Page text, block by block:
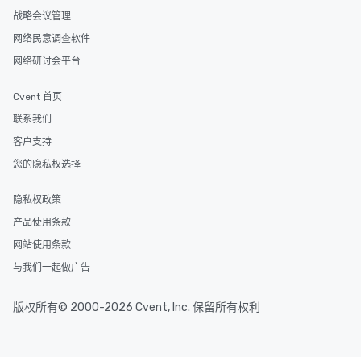
战略会议管理
网络民意调查软件
网络研讨会平台
Cvent 首页
联系我们
客户支持
您的隐私权选择
隐私权政策
产品使用条款
网站使用条款
与我们一起做广告
版权所有© 2000-2026 Cvent, Inc. 保留所有权利